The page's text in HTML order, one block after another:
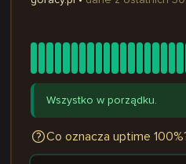
Wszystko w porządku.
Co oznacza uptime